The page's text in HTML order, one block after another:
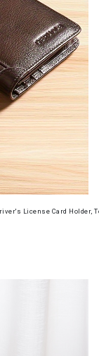
License Card Holder,